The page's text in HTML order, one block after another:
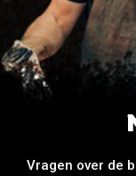
Vragen over de